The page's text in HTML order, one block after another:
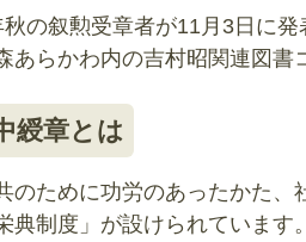
の叙勲受章者が11月3日に
あらかわ内の吉村昭関連図書
綬章とは
のために功労のあったかた
典制度」が設けられています